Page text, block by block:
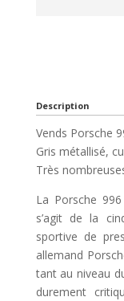
Description
Vends Porsche
Gris métallisé,
Très
La Porsche
s’agit de la
sportive de
allemand
tant au niveau
durement